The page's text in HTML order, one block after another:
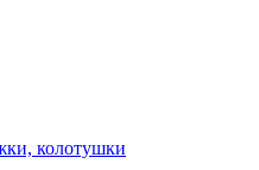
колотушки